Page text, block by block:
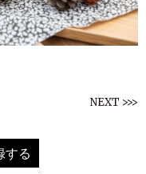
NEXT >>>
する